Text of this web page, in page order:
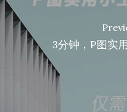
3分钟，P图实